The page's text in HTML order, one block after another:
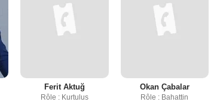
Ferit Aktuğ
Rôle : Kurtulus
Okan Çabalar
Rôle : Bahattin